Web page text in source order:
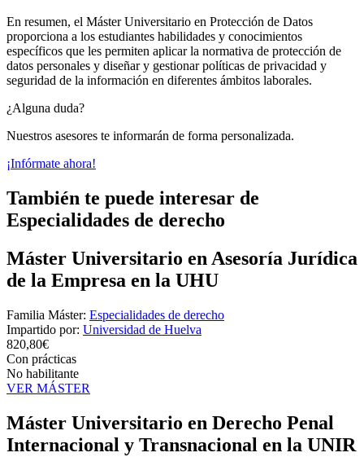
En resumen, el Máster Universitario en Protección de Datos
proporciona a los estudiantes habilidades y conocimientos
específicos que les permiten aplicar la normativa de protección de
datos personales y diseñar y gestionar políticas de privacidad y
seguridad de la información en diferentes ámbitos laborales.
¿Alguna duda?
Nuestros asesores te informarán de forma personalizada.
¡Infórmate ahora!
También te puede interesar de
Especialidades de derecho
Máster Universitario en Asesoría Jurídica
de la Empresa en la UHU
Familia Máster: Especialidades de derecho
Impartido por: Universidad de Huelva
820,80€
Con prácticas
No habilitante
VER MÁSTER
Máster Universitario en Derecho Penal
Internacional y Transnacional en la UNIR